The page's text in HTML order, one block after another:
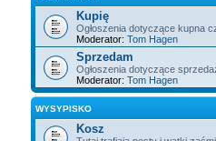
Kupię
Ogłoszenia dotyczące kupna
Moderator: Tom Hagen
Sprzedam
Ogłoszenia dotyczące
Moderator: Tom Hagen
WYSYPISKO
Kosz